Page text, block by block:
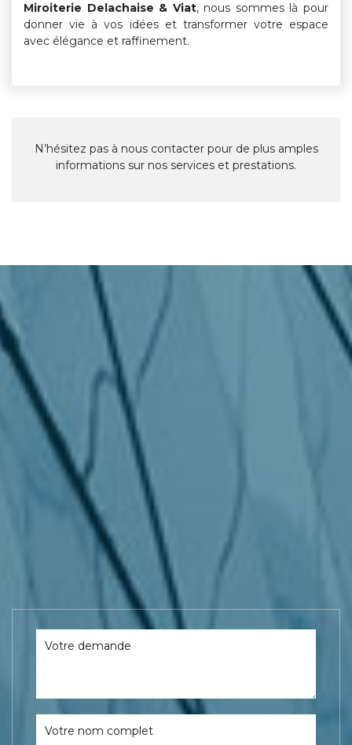
Miroiterie Delachaise & Viat, nous sommes là pour
donner vie à vos idées et transformer votre espace
avec élégance et raffinement.
N’hésitez pas à nous contacter pour de plus amples
informations sur nos services et prestations.
Votre demande
Votre nom complet